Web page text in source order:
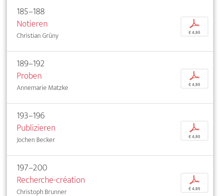
185–188
Notieren
Christian Grüny
p
€ 4,95
189–192
Proben
Annemarie Matzke
p
€ 4,95
193–196
Publizieren
Jochen Becker
p
€ 4,95
197–200
Recherche-création
Christoph Brunner
p
€ 4,95